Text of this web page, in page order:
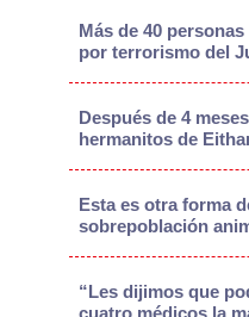
Más de 40
por terrorismo del
Después de 4
hermanitos de
Esta es otra forma
sobrepoblación
“Les dijimos que
cuatro médicos la